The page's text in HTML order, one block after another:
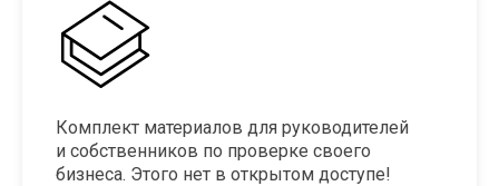
Комплект материалов для руководителей
и собственников по проверке своего
бизнеса. Этого нет в открытом доступе!